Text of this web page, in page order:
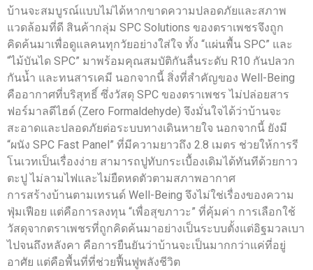
บ้านจะสมบูรณ์แบบไม่ได้หากขาดความปลอดภัยและสภาพ
แวดล้อมที่ดี สินค้ากลุ่ม SPC Solutions ของตราเพชรจึงถูก
คิดค้นมาเพื่อดูแลคนทุกวัยอย่างใส่ใจ ทั้ง “แผ่นพื้น SPC” และ
“ไม้บันได SPC” มาพร้อมคุณสมบัติกันลื่นระดับ R10 กันปลวก
กันน้ำ และทนสารเคมี นอกจากนี้ สิ่งที่สำคัญของ Well-Being
คืออากาศที่บริสุทธิ์ ซึ่งวัสดุ SPC ของตราเพชร ไม่ปล่อยสาร
ฟอร์มาลดีไฮด์ (Zero Formaldehyde) จึงมั่นใจได้ว่าบ้านจะ
สะอาดและปลอดภัยต่อระบบทางเดินหายใจ นอกจากนี้ ยังมี
“ผนัง SPC Fast Panel” ที่มีความยาวถึง 2.8 เมตร ช่วยให้การรี
โนเวทเป็นเรื่องง่าย สามารถปูทับกระเบื้องเดิมได้ทันทีด้วยกาว
ตะปู ไม่ลามไฟและไม่ยืดหดตัวตามสภาพอากาศ
การสร้างบ้านตามเทรนด์ Well-Being จึงไม่ใช่เรื่องของความ
ฟุ่มเฟือย แต่คือการลงทุน “เพื่อสุขภาวะ” ที่คุ้มค่า การเลือกใช้
วัสดุจากตราเพชรที่ถูกคิดค้นมาอย่างเป็นระบบตั้งแต่อิฐมวลเบา
ไปจนถึงหลังคา คือการยืนยันว่าบ้านจะเป็นมากกว่าแค่ที่อยู่
อาศัย แต่คือพื้นที่ที่ช่วยฟื้นฟูพลังชีวิต